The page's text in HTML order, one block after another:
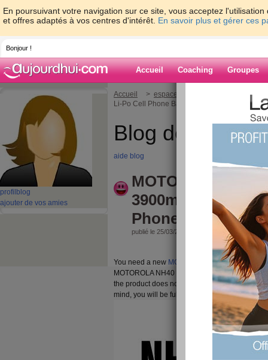
En poursuivant votre navigation sur ce site, vous acceptez
et offres adaptés à vos centres d'intérêt. En savoir plus et gérer ces
Bonjour !
Accueil Coaching Groupes
profil blog
ajouter de vos amies
Accueil > espaces
>
Li-Po Cell Phone Battery
Blog de
aide blog
MOTOROLA NH40
3900mAh/15.2WH
Phone Battery
publié le 25/03/2024 à 10:42
You need a new MOTOROLA NH40 Cell
MOTOROLA NH40 Cell Phone Battery for
the product does not correspond to what you
mind, you will be fully refunded.